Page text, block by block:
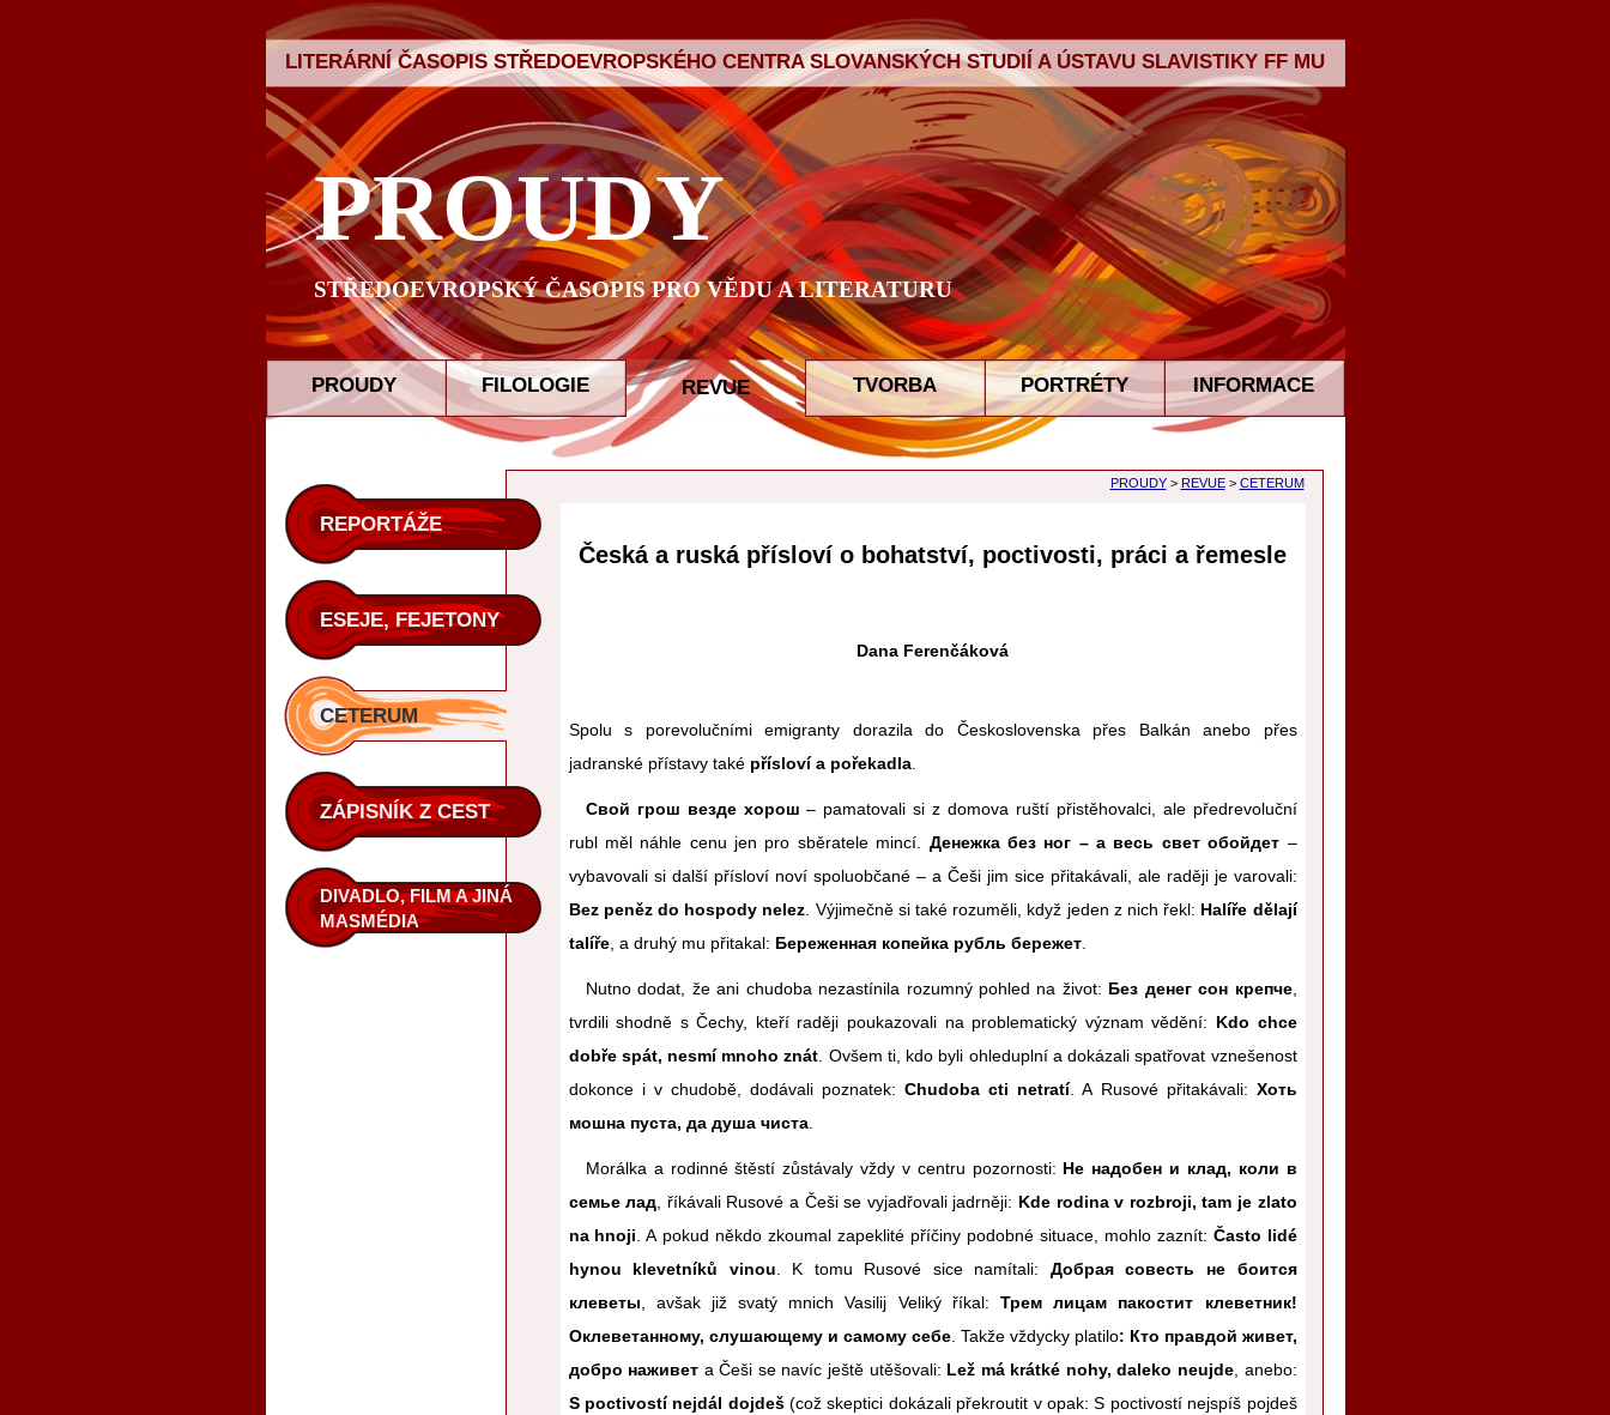
LITERÁRNÍ ČASOPIS STŘEDOEVROPSKÉHO CENTRA SLOVANSKÝCH STUDIÍ A ÚSTAVU SLAVISTIKY FF MU
PROUDY
STŘEDOEVROPSKÝ ČASOPIS PRO VĚDU A LITERATURU
PROUDY FILOLOGIE REVUE TVORBA PORTRÉTY INFORMACE
REPORTÁŽE
ESEJE, FEJETONY
CETERUM
ZÁPISNÍK Z CEST
DIVADLO, FILM A JINÁ
MASMÉDIA
PROUDY> REVUE> CETERUM
Česká a ruská přísloví o bohatství, poctivosti, práci a řemesle
Dana Ferenčáková
Spolu s porevolučními emigranty dorazilа do Československa přes Balkán anebo přes
jadranské přístavy také přísloví a pořekadla.
Свой грош везде хорош – pamatovali si z domova ruští přistěhovalci, ale předrevoluční
rubl měl náhle cenu jen pro sběratele mincí. Денежка без ног – а весь свет обойдет –
vybavovali si další přísloví noví spoluobčané – a Češi jim sice přitakávali, ale raději je varovali:
Bez peněz do hospody nelez . Výjimečně si také rozuměli, když jeden z nich řekl: Halíře dělají
talíře, a druhý mu přitakal: Береженная копейка рубль бережет.
Nutno dodat, že ani chudoba nezastínila rozumný pohled na život: Без денег сон крепче,
tvrdili shodně s Čechy, kteří raději poukazovali na problematický význam vědění: Kdo chce
dobře spát, nesmí mnoho znát . Ovšem ti, kdo byli ohleduplní a dokázali spatřovat vznešenost
dokonce i v chudobě, dodávali poznatek: Chudoba cti netratí. A Rusové přitakávali: Хоть
мошна пуста, да душа чиста.
Morálka a rodinné štěstí zůstávaly vždy v centru pozornosti: Не надобен и клад, коли в
семье лад , říkávali Rusové a Češi se vyjadřovali jadrněji: Kde rodina v rozbroji, tam je zlato
na hnoji . A pokud někdo zkoumal zapeklité příčiny podobné situace, mohlo zaznít: Často lidé
hynou klevetníků vinou . K tomu Rusové sice namítali: Добрая совесть не боится
клеветы , avšak již svatý mnich Vasilij Veliký říkal: Трем лицам пакостит клеветник!
Оклеветанному, слушающему и самому себе. Takže vždycky platilo: Кто правдой живет,
добро наживет a Češi se navíc ještě utěšovali: Lež má krátké nohy, daleko neujde, anebo:
S poctivostí nejdál dojdeš(což skeptici dokázali překroutit v opak: S poctivostí nejspíš pojdeš